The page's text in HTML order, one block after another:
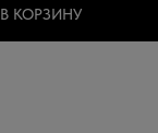
В КОРЗИНУ